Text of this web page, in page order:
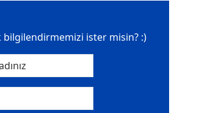
ister misin? :)